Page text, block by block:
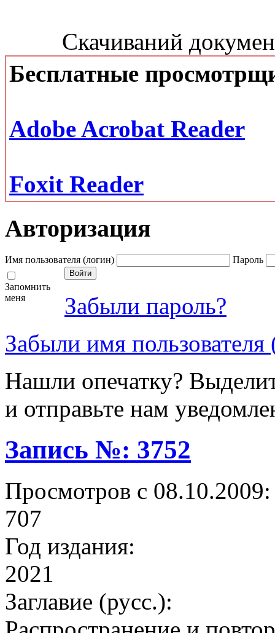
Скачиваний
Бесплатные
Adobe Acrobat Reader
Foxit Reader
Авторизация
Имя пользователя (логин) Пароль
Запомнить
меня
Забыли пароль?
Забыли имя пользователя
Нашли опечатку?
и отправьте нам
Запись №: 3752
Просмотров с 08.10.2009:
707
Год издания:
2021
Заглавие (русс.):